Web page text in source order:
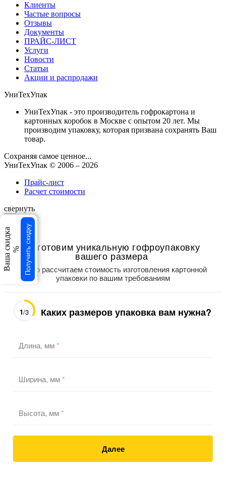
Клиенты
Частые вопросы
Отзывы
Документы
ПРАЙС-ЛИСТ
Услуги
Новости
Статьи
Акции и распродажи
УниТехУпак
УниТехУпак - это производитель гофрокартона и
картонных коробок в Москве с опытом 20 лет. Мы
производим упаковку, которая призвана сохранять Ваш
товар.
Сохраняя самое ценное...
УниТехУпак © 2006 – 2026
Прайс-лист
Расчет стоимости
свернуть
×
Изготовим уникальную гофроупаковку
вашего размера
Точно рассчитаем стоимость изготовления картонной
упаковки по вашим требованиям
1/3 Каких размеров упаковка вам нужна?
Длина, мм*
Ширина, мм*
Высота, мм*
Далее
Ваша скидка % Получить скидку